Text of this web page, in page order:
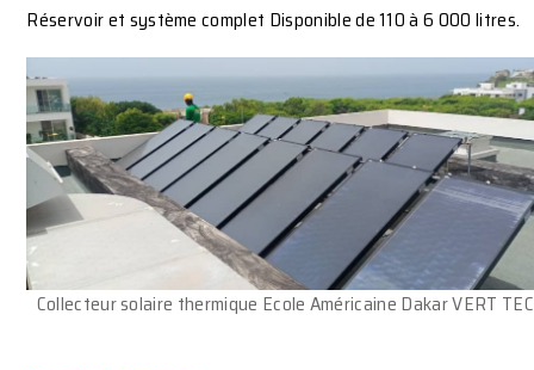
Réservoir et système complet Disponible de 110 à 6 000 litres.
Collecteur solaire thermique Ecole Américaine Dakar VERT